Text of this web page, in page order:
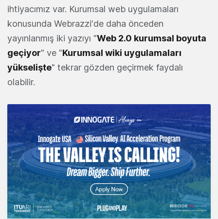
ihtiyacımız var. Kurumsal web uygulamaları
konusunda Webrazzi'de daha önceden
yayınlanmış iki yazıyı "Web 2.0 kurumsal boyuta
geçiyor" ve "Kurumsal wiki uygulamaları
yükselişte" tekrar gözden geçirmek faydalı
olabilir.